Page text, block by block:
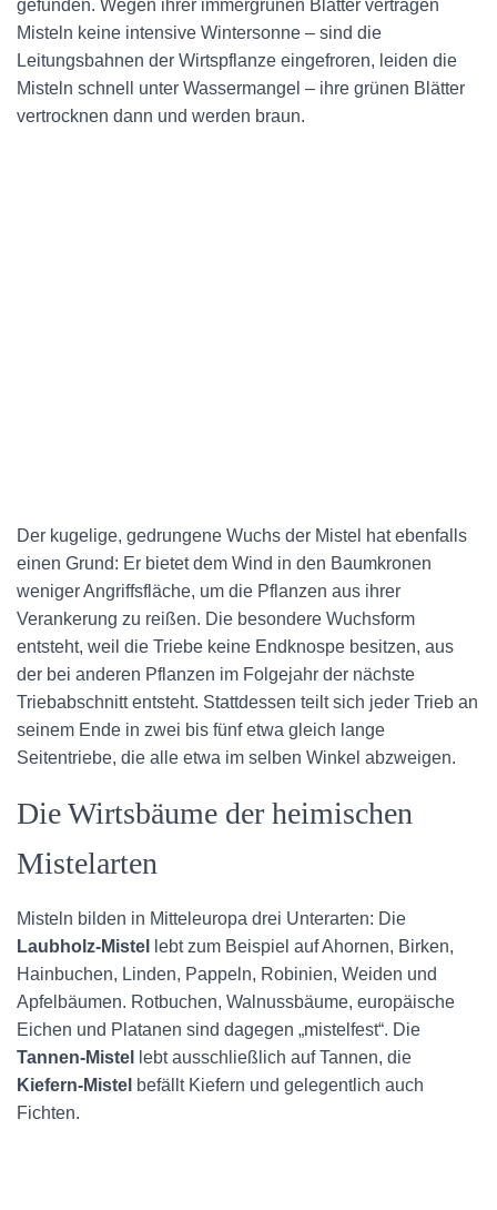
gefunden. Wegen ihrer immergrünen Blätter vertragen
Misteln keine intensive Wintersonne – sind die
Leitungsbahnen der Wirtspflanze eingefroren, leiden die
Misteln schnell unter Wassermangel – ihre grünen Blätter
vertrocknen dann und werden braun.
Der kugelige, gedrungene Wuchs der Mistel hat ebenfalls
einen Grund: Er bietet dem Wind in den Baumkronen
weniger Angriffsfläche, um die Pflanzen aus ihrer
Verankerung zu reißen. Die besondere Wuchsform
entsteht, weil die Triebe keine Endknospe besitzen, aus
der bei anderen Pflanzen im Folgejahr der nächste
Triebabschnitt entsteht. Stattdessen teilt sich jeder Trieb an
seinem Ende in zwei bis fünf etwa gleich lange
Seitentriebe, die alle etwa im selben Winkel abzweigen.
Die Wirtsbäume der heimischen
Mistelarten
Misteln bilden in Mitteleuropa drei Unterarten: Die
Laubholz-Mistel
lebt zum Beispiel auf Ahornen, Birken,
Hainbuchen, Linden, Pappeln, Robinien, Weiden und
Apfelbäumen. Rotbuchen, Walnussbäume, europäische
Eichen und Platanen sind dagegen „mistelfest“. Die
Tannen-Mistel
lebt ausschließlich auf Tannen, die
Kiefern-Mistel befällt Kiefern und gelegentlich auch
Fichten.